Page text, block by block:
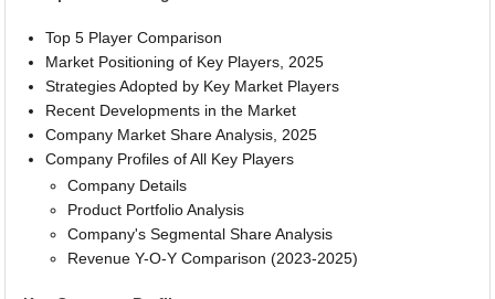
Top 5 Player Comparison
Market Positioning of Key Players, 2025
Strategies Adopted by Key Market Players
Recent Developments in the Market
Company Market Share Analysis, 2025
Company Profiles of All Key Players
Company Details
Product Portfolio Analysis
Company's Segmental Share Analysis
Revenue Y-O-Y Comparison (2023-2025)